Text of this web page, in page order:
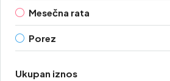
Mesečna rata
Porez
Ukupan iznos